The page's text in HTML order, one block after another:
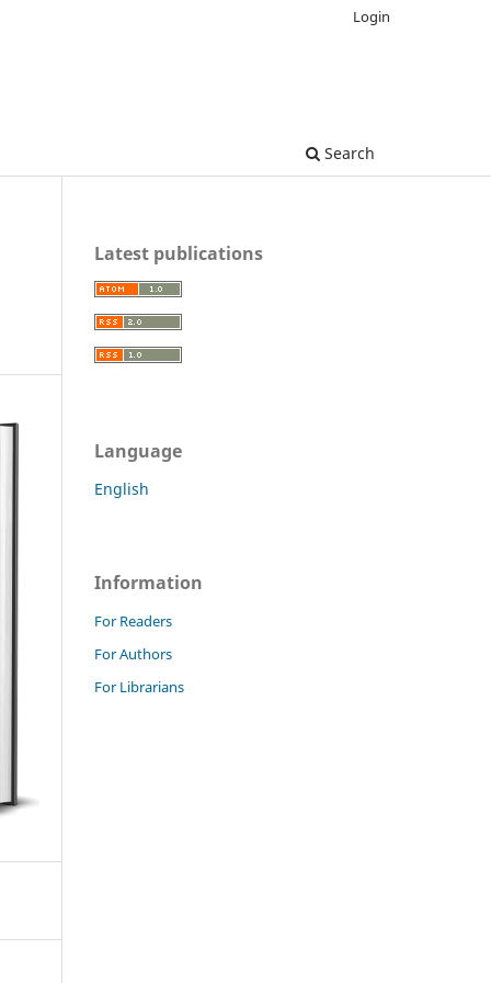
Search
Login
Latest publications
Language
English
Information
For Readers
For Authors
For Librarians